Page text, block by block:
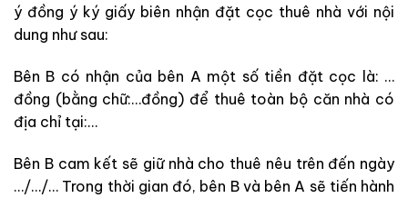
ý đồng ý ký giấy biên nhận đặt cọc thuê nhà với nội
dung như sau:
Bên B có nhận của bên A một số tiền đặt cọc là: …
đồng (bằng chữ:…đồng) để thuê toàn bộ căn nhà có
địa chỉ tại:…
Bên B cam kết sẽ giữ nhà cho thuê nêu trên đến ngày
…/…/… Trong thời gian đó, bên B và bên A sẽ tiến hành